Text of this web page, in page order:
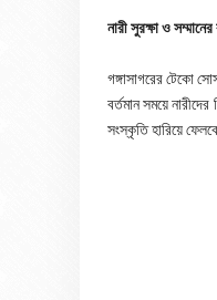
নারী সুরক্ষা ও
গঙ্গাসাগরের টেকো
বর্তমান সময়ে
সংস্কৃতি হারিয়ে